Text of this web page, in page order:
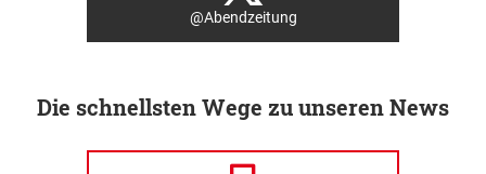
@Abendzeitung
Die schnellsten Wege zu unseren News